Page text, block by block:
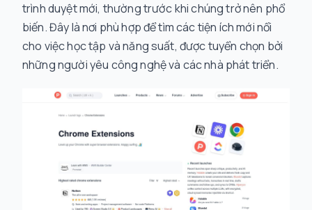
trình duyệt mới, thường trước khi chúng trở nên phổ
biến. Đây là nơi phù hợp để tìm các tiện ích mới nổi
cho việc học tập và năng suất, được tuyển chọn bởi
những người yêu công nghệ và các nhà phát triển.